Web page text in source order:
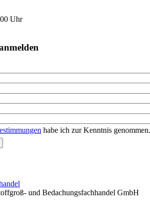
Uhr
habe ich zur Kenntnis
und Bedachungsfachhandel GmbH